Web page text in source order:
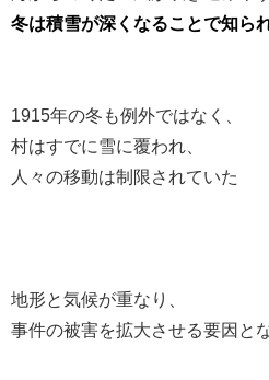
冬は積雪が深くなることで知ら
1915年の冬も例外ではなく、
村はすでに雪に覆われ、
人々の移動は制限されていた
地形と気候が重なり、
事件の被害を拡大させる要因と